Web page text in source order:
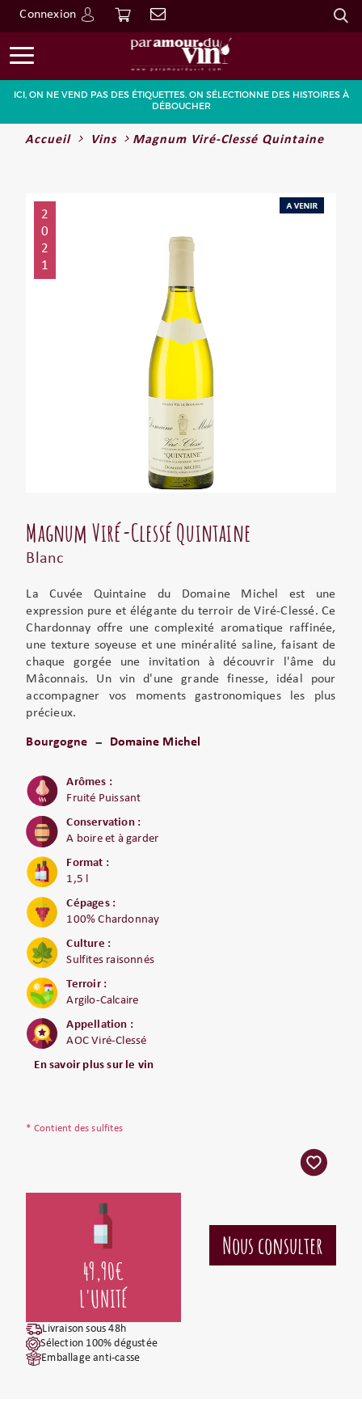
Connexion
Go
ICI, ON NE VEND PAS DES ÉTIQUETTES. ON SÉLECTIONNE DES HISTOIRES À
DÉBOUCHER
Accueil Vins Magnum Viré-Clessé Quintaine
2
0
2
1
Magnum Viré-Clessé Quintaine
Blanc
La Cuvée Quintaine du Domaine Michel est une
expression pure et élégante du terroir de Viré-Clessé. Ce
Chardonnay offre une complexité aromatique raffinée,
une texture soyeuse et une minéralité saline, faisant de
chaque gorgée une invitation à découvrir l'âme du
Mâconnais. Un vin d'une grande finesse, idéal pour
accompagner vos moments gastronomiques les plus
précieux.
Bourgogne Domaine Michel
Arômes :
Fruité Puissant
Conservation :
A boire et à garder
Format :
1,5 l
Cépages :
100% Chardonnay
Culture :
Sulfites raisonnés
Terroir :
Argilo-Calcaire
Appellation :
AOC Viré-Clessé
En savoir plus sur le vin
* Contient des sulfites
49,90€
L'UNITÉ
Livraison sous 48h
Sélection 100% dégustée
Emballage anti-casse